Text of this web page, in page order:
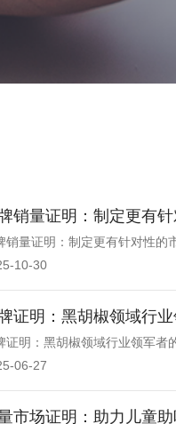
销量证明：制定更有
销量证明：制定更有针对性的
10-30
证明：黑胡椒领域行
证明：黑胡椒领域行业领军者
06-27
市场证明：助力儿童